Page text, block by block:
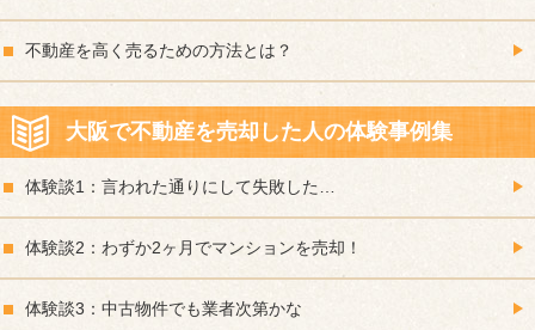
不動産を高く売るための方法とは？
大阪で不動産を売却した人の体験事例集
体験談1：言われた通りにして失敗した…
体験談2：わずか2ヶ月でマンションを売却！
体験談3：中古物件でも業者次第かな